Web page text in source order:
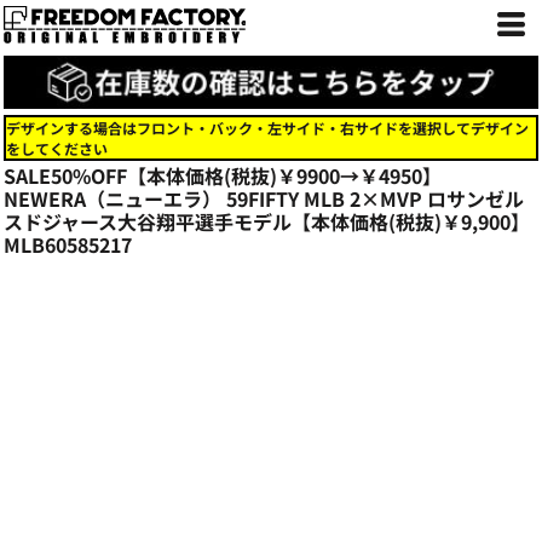
デザインする場合はフロント・バック・左サイド・右サイドを選択してデザイン
をしてください
SALE50%OFF【本体価格(税抜)￥9900→￥4950】
NEWERA（ニューエラ） 59FIFTY MLB 2×MVP ロサンゼル
スドジャース大谷翔平選手モデル【本体価格(税抜)￥9,900】
MLB60585217